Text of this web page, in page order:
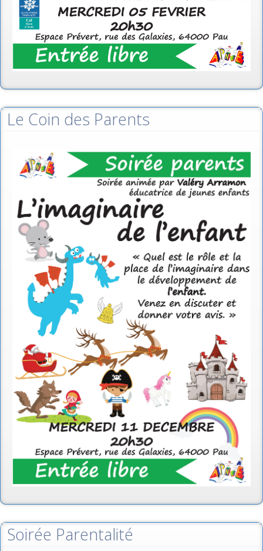
Le Coin des Parents
Soirée Parentalité